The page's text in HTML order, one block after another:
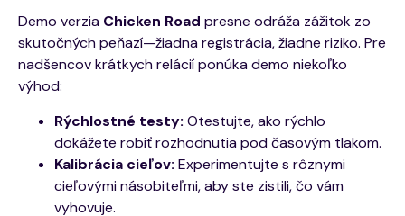
Demo verzia Chicken Road presne odráža zážitok zo
skutočných peňazí—žiadna registrácia, žiadne riziko. Pre
nadšencov krátkych relácií ponúka demo niekoľko
výhod:
Rýchlostné testy: Otestujte, ako rýchlo
dokážete robiť rozhodnutia pod časovým tlakom.
Kalibrácia cieľov: Experimentujte s rôznymi
cieľovými násobiteľmi, aby ste zistili, čo vám
vyhovuje.